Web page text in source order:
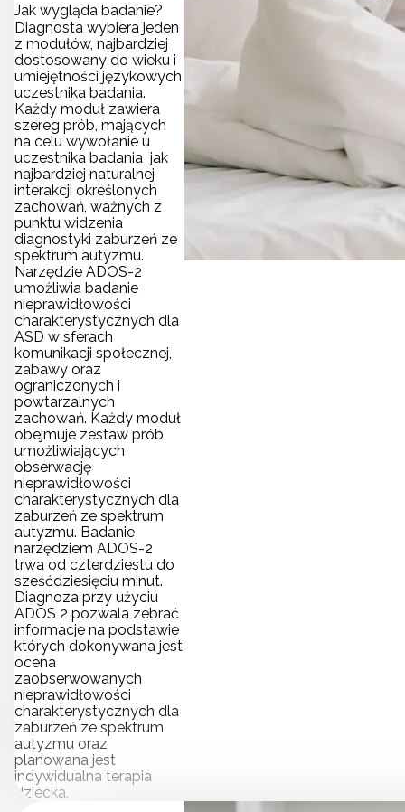
Jak wygląda badanie?
Diagnosta wybiera jeden
z modułów, najbardziej
dostosowany do wieku i
umiejętności językowych
uczestnika badania.
Każdy moduł zawiera
szereg prób, mających
na celu wywołanie u
uczestnika badania jak
najbardziej naturalnej
interakcji określonych
zachowań, ważnych z
punktu widzenia
diagnostyki zaburzeń ze
spektrum autyzmu.
Narzędzie ADOS-2
umożliwia badanie
nieprawidłowości
charakterystycznych dla
ASD w sferach
komunikacji społecznej,
zabawy oraz
ograniczonych i
powtarzalnych
zachowań. Każdy moduł
obejmuje zestaw prób
umożliwiających
obserwację
nieprawidłowości
charakterystycznych dla
zaburzeń ze spektrum
autyzmu. Badanie
narzędziem ADOS-2
trwa od czterdziestu do
sześćdziesięciu minut.
Diagnoza przy użyciu
ADOS 2 pozwala zebrać
informacje na podstawie
których dokonywana jest
ocena
zaobserwowanych
nieprawidłowości
charakterystycznych dla
zaburzeń ze spektrum
autyzmu oraz
planowana jest
indywidualna terapia
dziecka.